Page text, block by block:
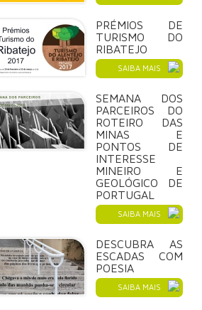
PRÉMIOS DE
TURISMO DO
RIBATEJO
SAIBA MAIS
SEMANA DOS
PARCEIROS DO
ROTEIRO DAS
MINAS E
PONTOS DE
INTERESSE
MINEIRO E
GEOLÓGICO DE
PORTUGAL
SAIBA MAIS
DESCUBRA AS
ESCADAS COM
POESIA
SAIBA MAIS